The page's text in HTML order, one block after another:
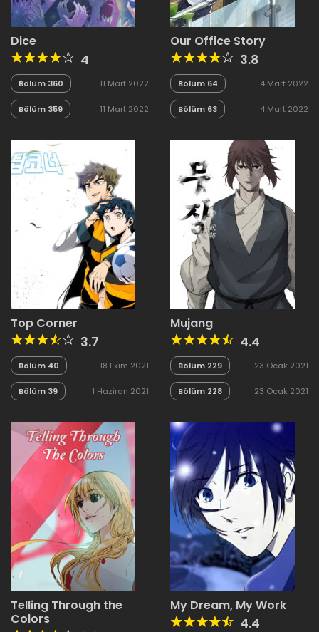
Dice
4
Bölüm 360 11 Mart 2022
Bölüm 359 11 Mart 2022
Our Office Story
3.8
Bölüm 64 4 Mart 2022
Bölüm 63 4 Mart 2022
Top Corner
3.7
Bölüm 40 18 Ekim 2021
Bölüm 39 1 Haziran 2021
Mujang
4.4
Bölüm 229 23 Ocak 2021
Bölüm 228 23 Ocak 2021
Telling Through the
Colors
My Dream, My Work
4.4